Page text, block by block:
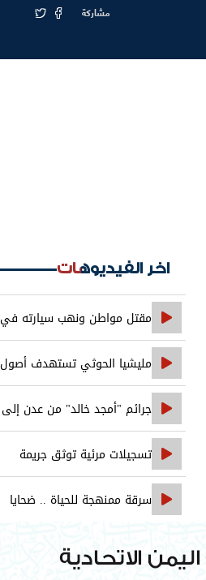
مشاركة
اخر الفيديوهات
مقتل مواطن ونهب سيارته في
جريمة تقطع على خط العبر
مليشيا الحوثي تستهدف أصول
بنك الإنشاء والتعمير في صنعاء
جرائم "أمجد خالد" من عدن إلى
حضرموت..
تسجيلات مرئية توثق جريمة
اغتيال الصحفي محمد عيضه
سرقة ممنهجة للحياة .. ضحايا